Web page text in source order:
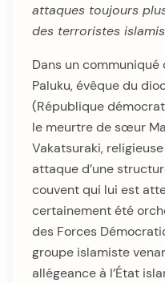
attaques toujours
des terroristes
Dans un
Paluku, évêque du
(République
le meurtre de sœur
Vakatsuraki,
attaque d’une
couvent qui lui est
certainement été
des Forces
groupe islamiste
allégeance à l’État